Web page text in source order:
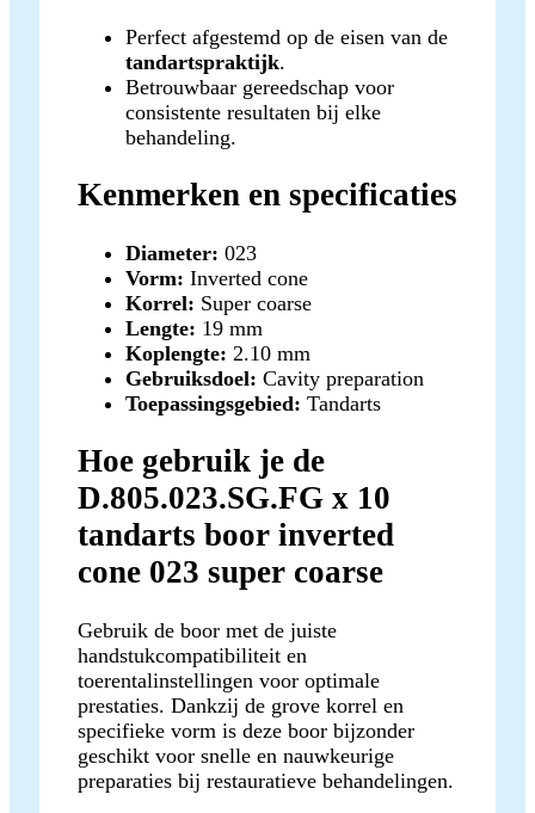
Perfect afgestemd op de eisen van de
tandartspraktijk.
Betrouwbaar gereedschap voor
consistente resultaten bij elke
behandeling.
Kenmerken en specificaties
Diameter: 023
Vorm: Inverted cone
Korrel: Super coarse
Lengte: 19 mm
Koplengte: 2.10 mm
Gebruiksdoel: Cavity preparation
Toepassingsgebied: Tandarts
Hoe gebruik je de
D.805.023.SG.FG x 10
tandarts boor inverted
cone 023 super coarse
Gebruik de boor met de juiste
handstukcompatibiliteit en
toerentalinstellingen voor optimale
prestaties. Dankzij de grove korrel en
specifieke vorm is deze boor bijzonder
geschikt voor snelle en nauwkeurige
preparaties bij restauratieve behandelingen.